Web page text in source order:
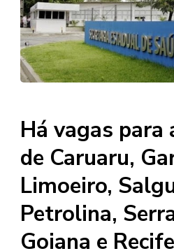
Há vagas para
de Caruaru,
Limoeiro,
Petrolina,
Goiana e